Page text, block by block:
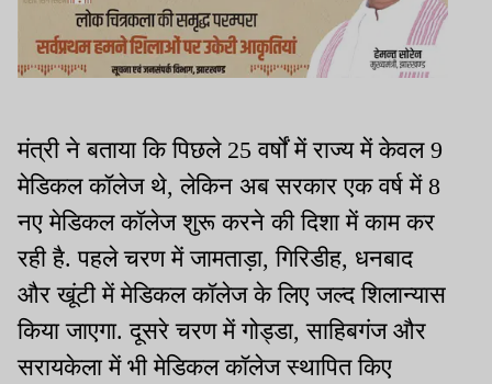
मंत्री ने बताया कि पिछले 25 वर्षों में राज्य में केवल 9
मेडिकल कॉलेज थे, लेकिन अब सरकार एक वर्ष में 8
नए मेडिकल कॉलेज शुरू करने की दिशा में काम कर
रही है. पहले चरण में जामताड़ा, गिरिडीह, धनबाद
और खूंटी में मेडिकल कॉलेज के लिए जल्द शिलान्यास
किया जाएगा. दूसरे चरण में गोड्डा, साहिबगंज और
सरायकेला में भी मेडिकल कॉलेज स्थापित किए